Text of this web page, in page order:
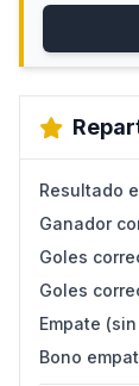
Resultado
Ganador
Goles
Goles
Empate
Bono